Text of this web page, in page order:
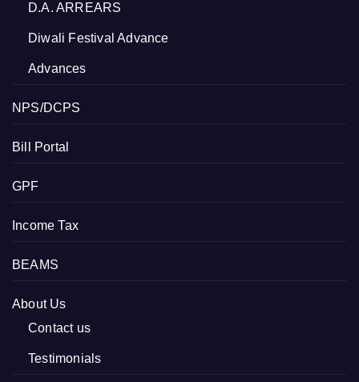
D.A. ARREARS
Diwali Festival Advance
Advances
NPS/DCPS
Bill Portal
GPF
Income Tax
BEAMS
About Us
Contact us
Testimonials